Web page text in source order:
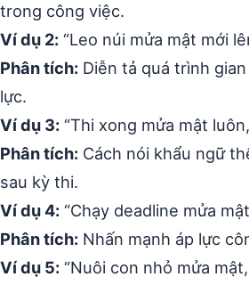
trong công việc.
Ví dụ 2: “Leo núi mửa mật mới
Phân tích: Diễn tả quá trình
lực.
Ví dụ 3: “Thi xong mửa mật
Phân tích: Cách nói khẩu ngữ
sau kỳ thi.
Ví dụ 4: “Chạy deadline mửa
Phân tích: Nhấn mạnh áp lực
Ví dụ 5: “Nuôi con nhỏ mửa